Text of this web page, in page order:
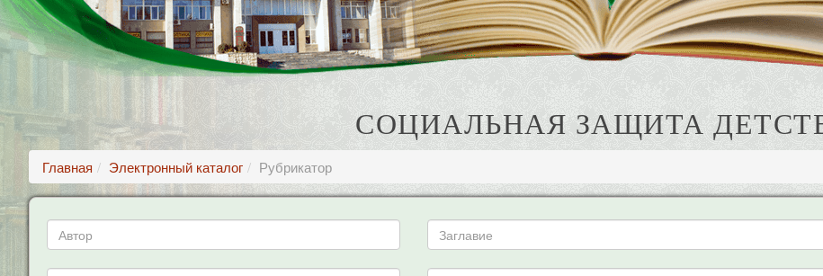
СОЦИАЛЬНАЯ ЗАЩИТА
Главная Электронный каталог Рубрикатор